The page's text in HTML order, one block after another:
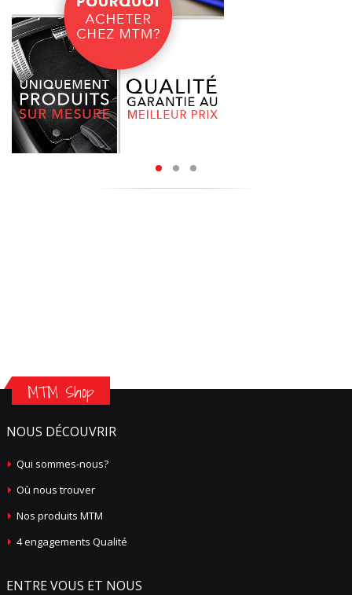
MTM Shop
NOUS DÉCOUVRIR
Qui sommes-nous?
Où nous trouver
Nos produits MTM
4 engagements Qualité
ENTRE VOUS ET NOUS